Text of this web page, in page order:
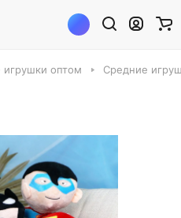
игрушки оптом Средние